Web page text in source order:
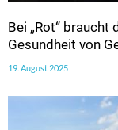
Bei „Rot“ braucht
Gesundheit von
19. August 2025